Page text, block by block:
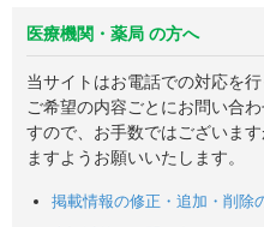
医療機関・薬局 の方へ
当サイトはお電話での対応を行
ご希望の内容ごとにお問い合
すので、お手数ではございま
ますようお願いいたします。
掲載情報の修正・追加・削除